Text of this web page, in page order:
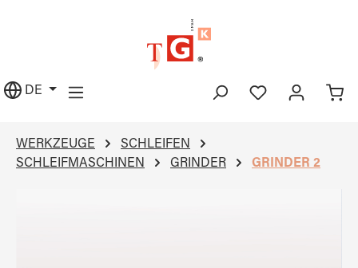
DE
WERKZEUGE
SCHLEIFEN
SCHLEIFMASCHINEN
GRINDER GRINDER 2